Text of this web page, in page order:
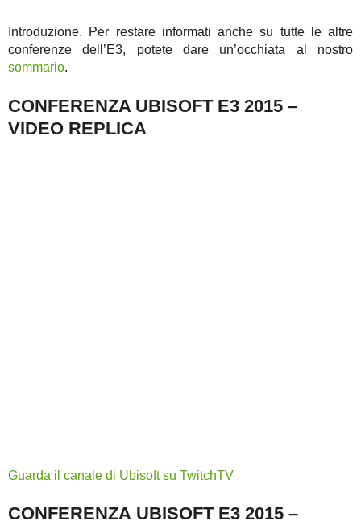
Introduzione. Per restare informati anche su tutte le altre
conferenze dell’E3, potete dare un’occhiata al nostro
sommario.
CONFERENZA UBISOFT E3 2015 –
VIDEO REPLICA
Guarda il canale di Ubisoft su TwitchTV
CONFERENZA UBISOFT E3 2015 –